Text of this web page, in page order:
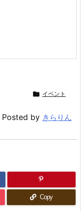
 イベント
Posted by きらりん
Copy